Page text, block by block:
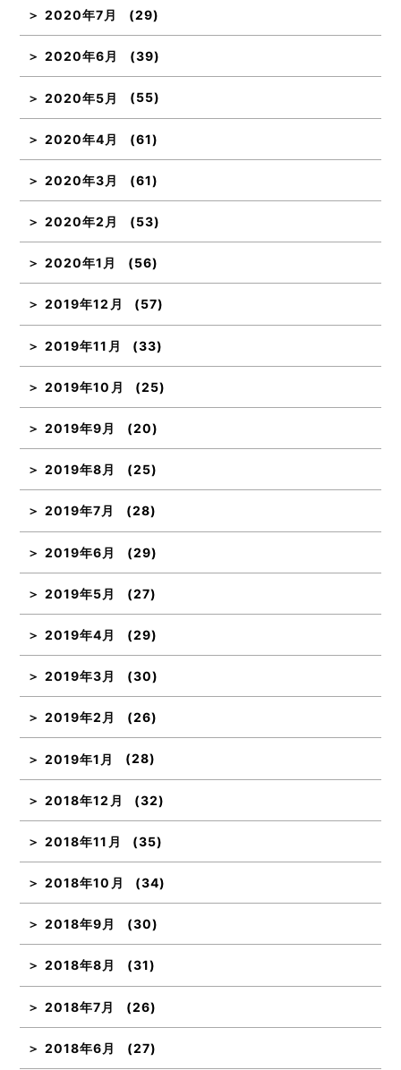
2020年7月 (29)
2020年6月 (39)
2020年5月 (55)
2020年4月 (61)
2020年3月 (61)
2020年2月 (53)
2020年1月 (56)
2019年12月 (57)
2019年11月 (33)
2019年10月 (25)
2019年9月 (20)
2019年8月 (25)
2019年7月 (28)
2019年6月 (29)
2019年5月 (27)
2019年4月 (29)
2019年3月 (30)
2019年2月 (26)
2019年1月 (28)
2018年12月 (32)
2018年11月 (35)
2018年10月 (34)
2018年9月 (30)
2018年8月 (31)
2018年7月 (26)
2018年6月 (27)